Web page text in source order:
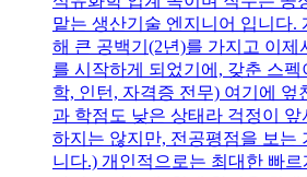
맡는 생산기술 엔지니어 입니다.
해 큰 공백기(2년)를 가지고 이제
를 시작하게 되었기에, 갖춘 스펙
학, 인턴, 자격증 전무) 여기에 엎
과 학점도 낮은 상태라 걱정이
하지는 않지만, 전공평점을 보는
니다.) 개인적으로는 최대한 빠